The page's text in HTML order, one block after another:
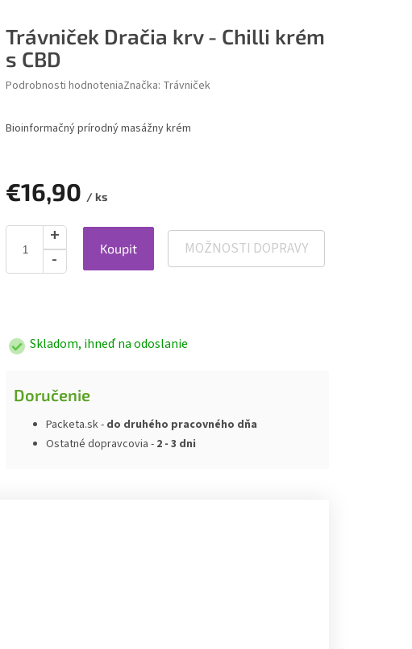
Trávniček Dračia krv - Chilli krém
s CBD
Podrobnosti hodnoteniaZnačka: Trávniček
Bioinformačný prírodný masážny krém
€16,90 / ks
Koupit MOŽNOSTI DOPRAVY
Skladom, ihneď na odoslanie
Doručenie
Packeta.sk - do druhého pracovného dňa
Ostatné dopravcovia - 2 - 3 dni